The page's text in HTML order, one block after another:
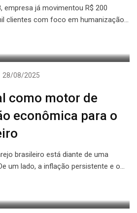
empresa já movimentou R$ 200
clientes com foco em humanização…
28/08/2025
como motor de
econômica para o
brasileiro está diante de uma
um lado, a inflação persistente e o…